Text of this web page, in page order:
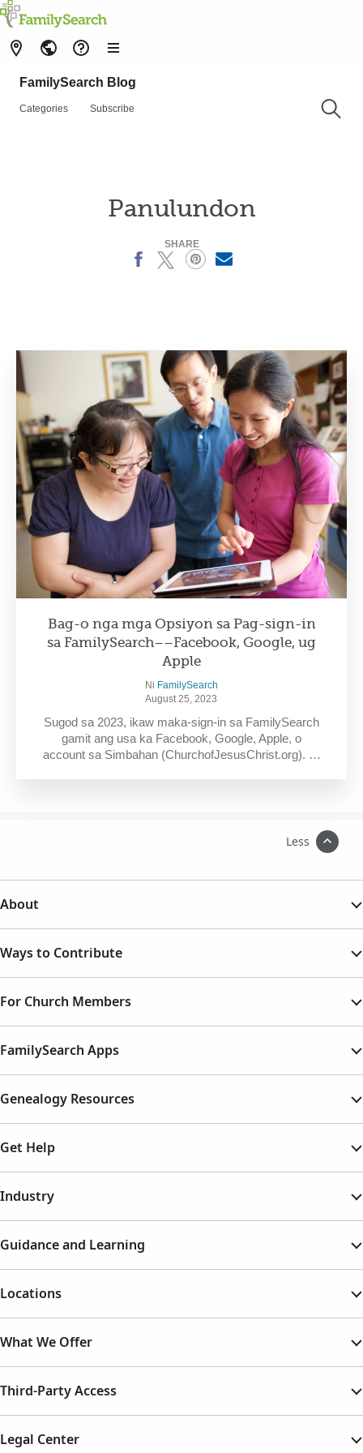
FamilySearch Blog
Categories Subscribe
Panulundon
SHARE
X
Bag-o nga mga Opsiyon sa Pag-sign-in
sa FamilySearch––Facebook, Google, ug
Apple
Ni FamilySearch
August 25, 2023
Sugod sa 2023, ikaw maka-sign-in sa FamilySearch
gamit ang usa ka Facebook, Google, Apple, o
account sa Simbahan (ChurchofJesusChrist.org). …